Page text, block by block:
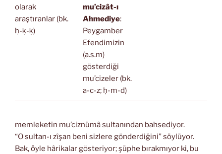
olarak
araştıranlar (bk.
ḥ-ḳ-ḳ)
mu’cizât-ı
Ahmediye:
Peygamber
Efendimizin
(a.s.m)
gösterdiği
mu’cizeler (bk.
a-c-z; ḥ-m-d)
memleketin mu’ciznümâ sultanından bahsediyor.
“O sultan-ı zîşan beni sizlere gönderdiğini” söylüyor.
Bak, öyle hârikalar gösteriyor; şüphe bırakmıyor ki, bu